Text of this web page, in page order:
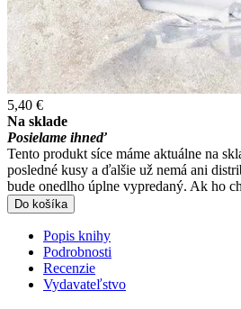
5,40 €
Na sklade
Posielame ihneď
Tento produkt síce máme aktuálne na
posledné kusy a ďalšie už nemá ani
bude onedlho úplne vypredaný. Ak ho
Do košíka
Popis knihy
Podrobnosti
Recenzie
Vydavateľstvo